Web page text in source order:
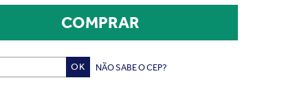
NÃO SABE O CEP?